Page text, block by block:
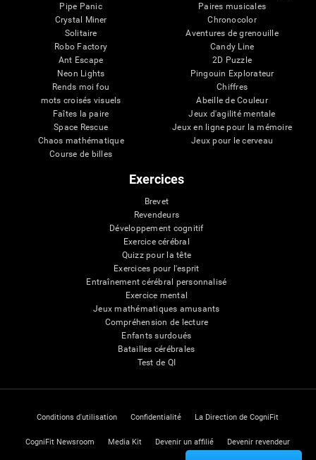
Pipe Panic
Crystal Miner
Solitaire
Robo Factory
Ant Escape
Neon Lights
Rends moi fou
mots croisés visuels
Faîtes la paire
Space Rescue
Chaos mathématique
Course de billes
Paires musicales
Chronocolor
Aventures de grenouille
Candy Line
2D Puzzle
Pingouin Explorateur
Chiffres
Abeille de Couleur
Jeux d'agilité mentale
Jeux en ligne pour la mémoire
Jeux pour le cerveau
Exercices
Brevet
Revendeurs
Développement cognitif
Exercice cérébral
Quizz pour la tête
Exercices pour l'esprit
Entraînement cérébral personnalisé
Exercice mental
Jeux mathématiques amusants
Compréhension de lecture
Enfants surdoués
Batailles cérébrales
Test de QI
Conditions d'utilisation Confidentialité La Direction de CogniFit
CogniFit Newsroom Media Kit Devenir un affilié Devenir revendeur